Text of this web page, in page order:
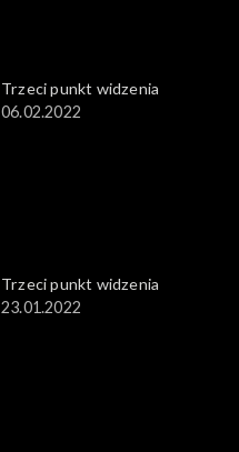
Trzeci punkt widzenia
06.02.2022
Trzeci punkt widzenia
23.01.2022